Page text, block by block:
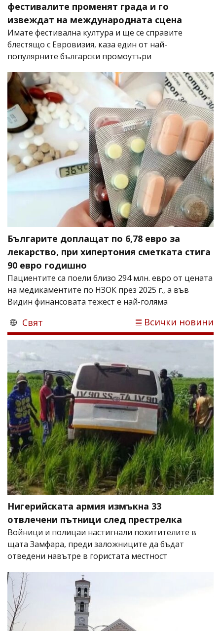
фестивалите променят града и го
извеждат на международната сцена
Имате фестивална култура и ще се справите
блестящо с Евровизия, каза един от най-
популярните български промоутъри
Българите доплащат по 6,78 евро за
лекарство, при хипертония сметката стига
90 евро годишно
Пациентите са поели близо 294 млн. евро от цената
на медикаментите по НЗОК през 2025 г., а във
Видин финансовата тежест е най-голяма
Свят Всички новини
Нигерийската армия измъкна 33
отвлечени пътници след престрелка
Войници и полицаи настигнали похитителите в
щата Замфара, преди заложниците да бъдат
отведени навътре в гористата местност